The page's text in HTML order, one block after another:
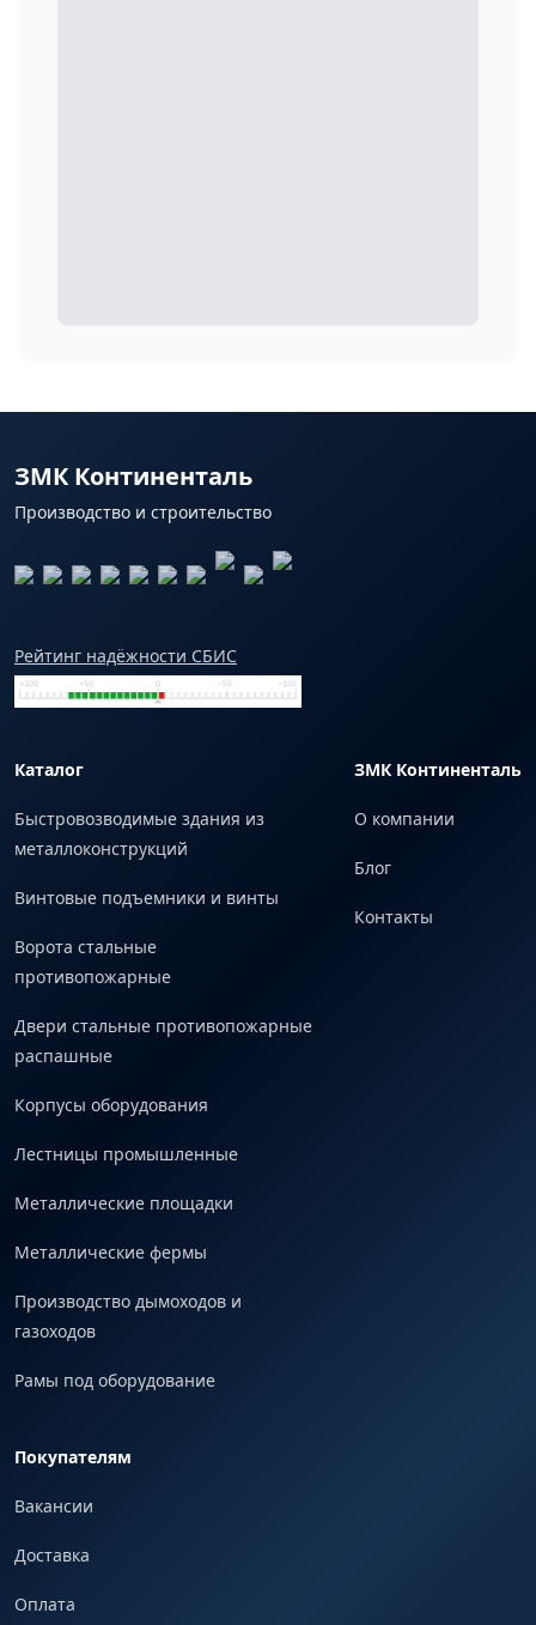
ЗМК Континенталь
Производство и строительство
Рейтинг надёжности СБИС
Каталог
Быстровозводимые здания из
металлоконструкций
Винтовые подъемники и винты
Ворота стальные
противопожарные
Двери стальные противопожарные
распашные
Корпусы оборудования
Лестницы промышленные
Металлические площадки
Металлические фермы
Производство дымоходов и
газоходов
Рамы под оборудование
ЗМК Континенталь
О компании
Блог
Контакты
Покупателям
Вакансии
Доставка
Оплата